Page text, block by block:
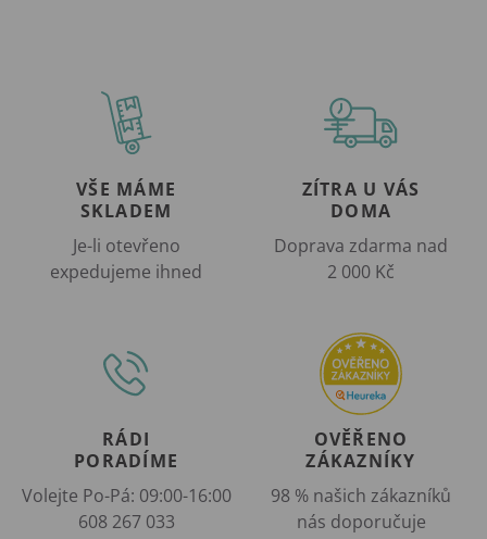
VŠE MÁME
SKLADEM
Je-li otevřeno
expedujeme ihned
ZÍTRA U VÁS
DOMA
Doprava zdarma nad
2 000 Kč
RÁDI
PORADÍME
Volejte Po-Pá: 09:00-16:00
608 267 033
OVĚŘENO
ZÁKAZNÍKY
98 % našich zákazníků
nás doporučuje